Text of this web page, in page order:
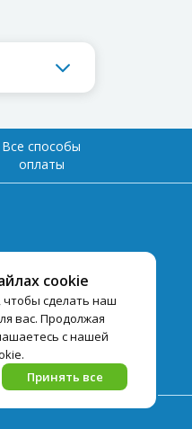
cookie
сделать наш
вас. Продолжая
с нашей
Принять все
Все способы
оплаты